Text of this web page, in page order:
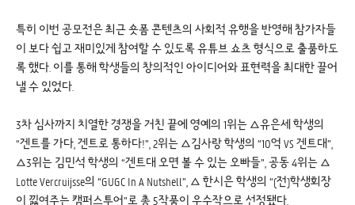
특히 이번 공모전은 최근 숏폼 콘텐츠의 사회적 유행을 반영해 참가자들
이 보다 쉽고 재미있게 참여할 수 있도록 유튜브 쇼츠 형식으로 출품하도
록 했다. 이를 통해 학생들의 창의적인 아이디어와 표현력을 최대한 끌어
낼 수 있었다.
3차 심사까지 치열한 경쟁을 거친 끝에 영예의 1위는 △유은세 학생의
“겐트를 가다, 겐트로 통하다!”, 2위는 △김사랑 학생의 “10억 VS 겐트대”,
△3위는 김민석 학생의 “겐트대 오면 볼 수 있는 오빠들”, 공동 4위는 △
Lotte Vercruijsse의 “GUGC In A Nutshell”, △ 한시은 학생의 “(전)학생회장
이 낋여주는 캠퍼스투어”로 총 5작품이 우수작으로 선정됐다.